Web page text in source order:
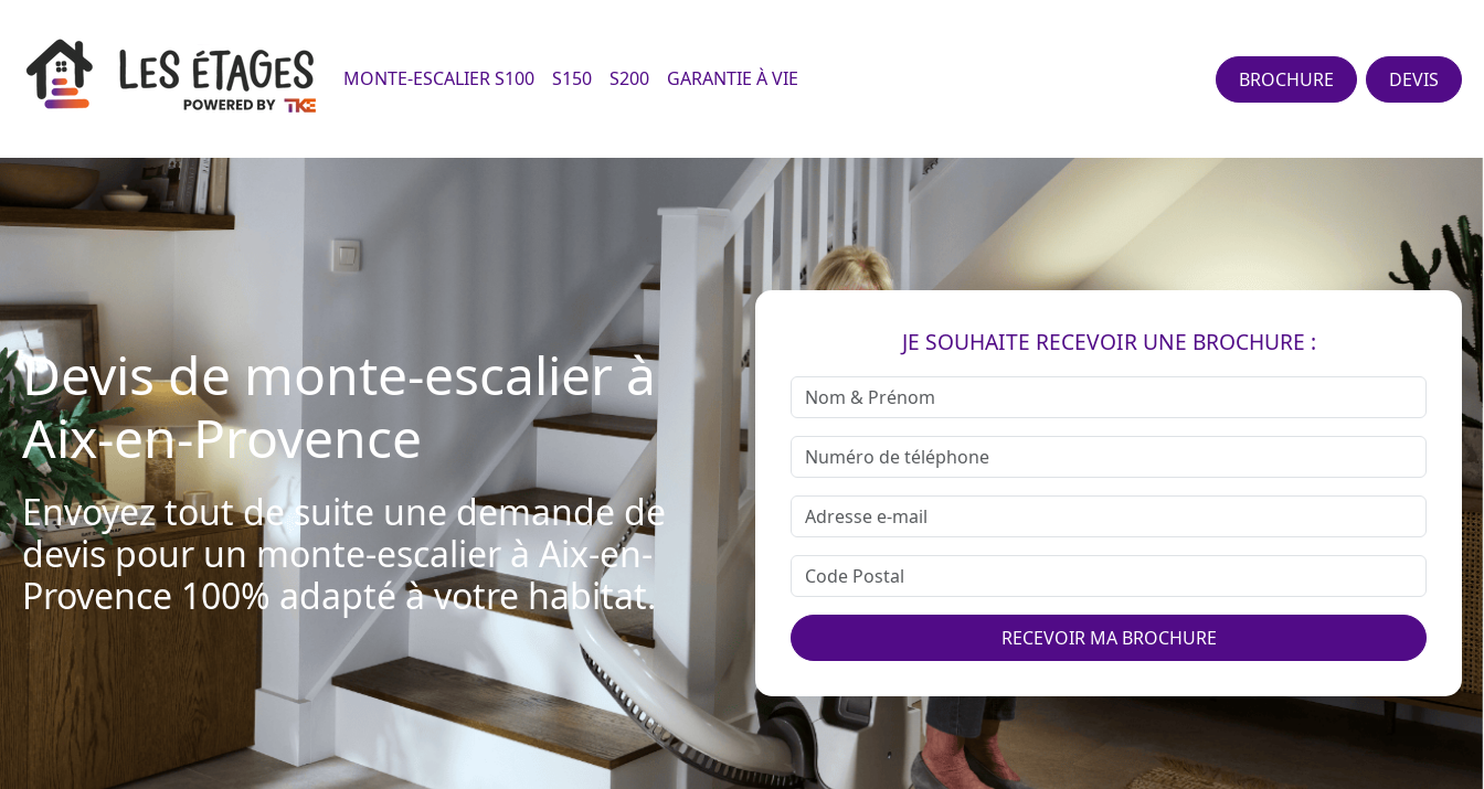
MONTE-ESCALIER S100 S150 S200 GARANTIE À VIE BROCHURE DEVIS
Devis de monte-escalier à
Aix-en-Provence
Envoyez tout de suite une demande de
devis pour un monte-escalier à Aix-en-
Provence 100% adapté à votre habitat.
JE SOUHAITE RECEVOIR UNE BROCHURE :
RECEVOIR MA BROCHURE